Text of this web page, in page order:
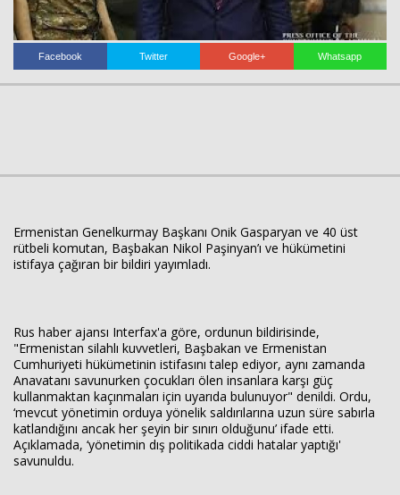
Facebook Twitter Google+ Whatsapp
Ermenistan Genelkurmay Başkanı Onik Gasparyan ve 40 üst
rütbeli komutan, Başbakan Nikol Paşinyan’ı ve hükümetini
istifaya çağıran bir bildiri yayımladı.
Rus haber ajansı Interfax'a göre, ordunun bildirisinde,
"Ermenistan silahlı kuvvetleri, Başbakan ve Ermenistan
Cumhuriyeti hükümetinin istifasını talep ediyor, aynı zamanda
Anavatanı savunurken çocukları ölen insanlara karşı güç
kullanmaktan kaçınmaları için uyarıda bulunuyor" denildi. Ordu,
‘mevcut yönetimin orduya yönelik saldırılarına uzun süre sabırla
katlandığını ancak her şeyin bir sınırı olduğunu’ ifade etti.
Açıklamada, ‘yönetimin dış politikada ciddi hatalar yaptığı'
savunuldu.